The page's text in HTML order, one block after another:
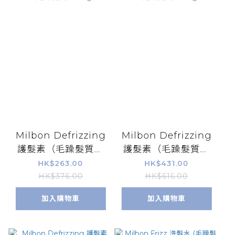
Milbon Defrizzing
護髮素（毛躁髮質）
200g
HK$263.00
HK$376.00
加入購物車
Milbon Defrizzing
護髮素（毛躁髮質）
500g
HK$431.00
HK$616.00
加入購物車